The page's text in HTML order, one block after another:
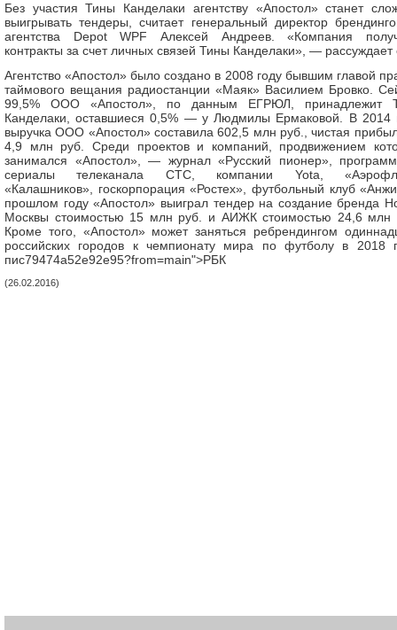
Без участия Тины Канделаки агентству «Апостол» станет
выигрывать тендеры, считает генеральный директор
агентства Depot WPF Алексей Андреев. «Компания
контракты за счет личных связей Тины Канделаки», — рассуждает
Агентство «Апостол» было создано в 2008 году бывшим главой
таймового вещания радиостанции «Маяк» Василием Бровко.
99,5% ООО «Апостол», по данным ЕГРЮЛ, принадлежит
Канделаки, оставшиеся 0,5% — у Людмилы Ермаковой. В 2014
выручка ООО «Апостол» составила 602,5 млн руб., чистая
4,9 млн руб. Среди проектов и компаний, продвижением
занимался «Апостол», — журнал «Русский пионер»,
сериалы телеканала СТС, компании Yota,
«Калашников», госкорпорация «Ростех», футбольный клуб
прошлом году «Апостол» выиграл тендер на создание бренда
Москвы стоимостью 15 млн руб. и АИЖК стоимостью 24,6 млн
Кроме того, «Апостол» может заняться ребрендингом
российских городов к чемпионату мира по футболу в 2018
пис79474a52e92e95?from=main">РБК
(26.02.2016)